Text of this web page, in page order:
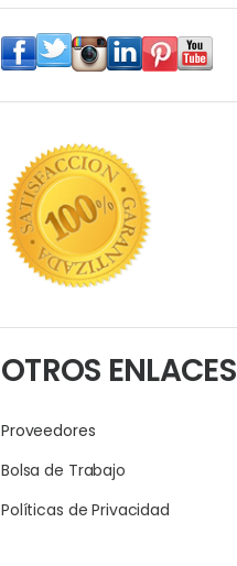
OTROS ENLACES
Proveedores
Bolsa de Trabajo
Políticas de Privacidad